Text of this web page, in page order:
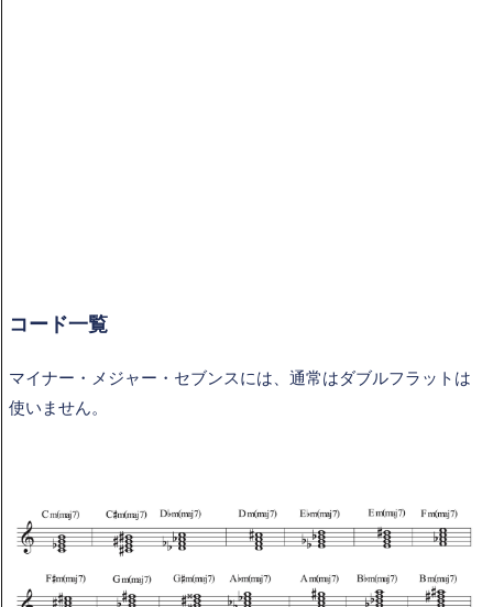
コード一覧
マイナー・メジャー・セブンスには、通常はダブルフラットは
使いません。